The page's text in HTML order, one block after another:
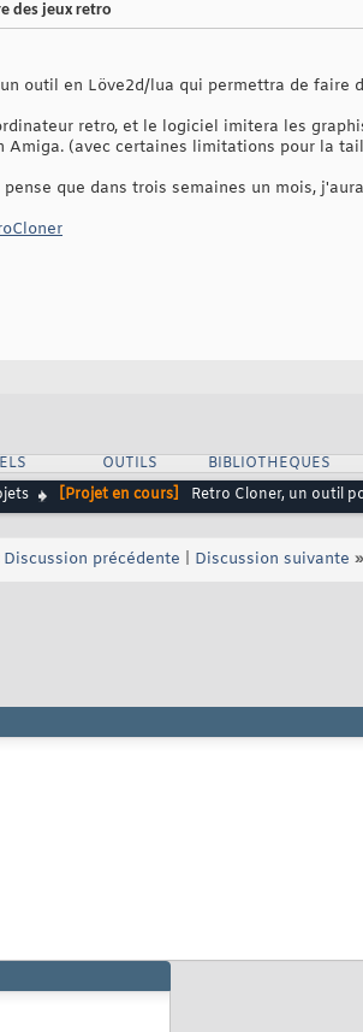
des jeux retro
outil en Löve2d/lua qui permettra de faire
retro, et le logiciel imitera les
Amiga. (avec certaines limitations pour la
que dans trois semaines un mois,
OUTILS BIBLIOTHEQUES
[Projet en cours] Retro Cloner, un outil
Discussion précédente Discussion suivante »